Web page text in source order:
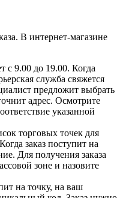
В интернет-магазине
с 9.00 до 19.00. Когда
служба свяжется
предложит выбрать
адрес. Осмотрите
указанной
торговых точек для
заказ поступит на
Для получения заказа
зоне и назовите
на точку, на ваш